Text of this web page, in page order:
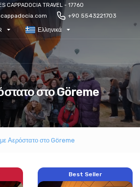
CAPPADOCIA TRAVEL - 17760
+90 5543221703
Ελληνικά
στο Göreme
Αερόστατο στο Göreme
Best Seller